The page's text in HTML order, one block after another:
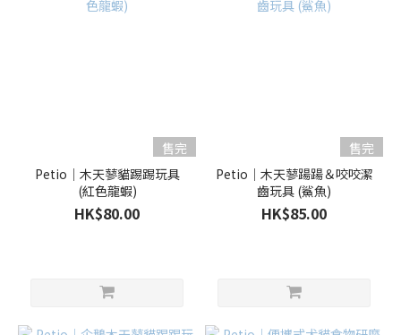
售完
Petio｜木天蓼貓踢踢玩具
(紅色龍蝦)
HK$80.00
售完
Petio｜木天蓼踼踼＆咬咬潔
齒玩具 (鯊魚)
HK$85.00